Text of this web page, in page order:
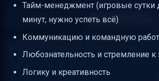
Тайм-менеджмент (игровые сутки
минут, нужно успеть всё)
Коммуникацию и командную
Любознательность и стремление к
Логику и креативность